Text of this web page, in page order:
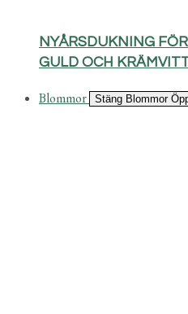
NYÅRSDUKNING
GULD OCH
Blommor Stäng Blommor